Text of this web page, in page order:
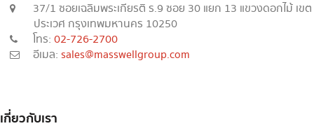
37/1 ซอยเฉลิมพระเกียรติ ร.9 ซอย 30 แยก 13 แขวงดอกไม้ เขต
ประเวศ กรุงเทพมหานคร 10250
โทร: 02-726-2700
อีเมล: sales@masswellgroup.com
เกี่ยวกับเรา